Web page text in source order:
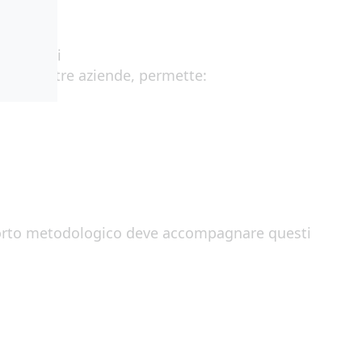
canali
vostre aziende, permette:
metodologico deve accompagnare questi